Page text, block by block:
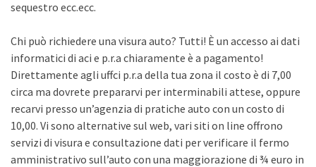
sequestro ecc.ecc.
Chi può richiedere una visura auto? Tutti! È un accesso ai dati
informatici di aci e p.r.a chiaramente è a pagamento!
Direttamente agli uffci p.r.a della tua zona il costo è di 7,00
circa ma dovrete prepararvi per interminabili attese, oppure
recarvi presso un’agenzia di pratiche auto con un costo di
10,00. Vi sono alternative sul web, vari siti on line offrono
servizi di visura e consultazione dati per verificare il fermo
amministrativo sull’auto con una maggiorazione di ¾ euro in